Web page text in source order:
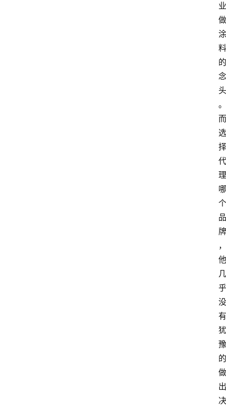
业
做
涂
料
的
念
头
。
而
选
择
代
理
哪
个
品
牌
，
他
几
乎
没
有
犹
豫
的
做
出
决